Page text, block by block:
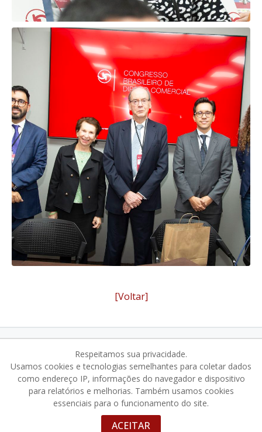
[Voltar]
NEWSLETTER organizacao@acdcom.org.br
© 2025 · Congresso Brasileiro de Direito Comercial
Desenvolvido por situati
Respeitamos sua privacidade.
Usamos cookies e tecnologias semelhantes para coletar dados
como endereço IP, informações do navegador e dispositivo
para relatórios e melhorias. Também usamos cookies
essenciais para o funcionamento do site.
ACEITAR